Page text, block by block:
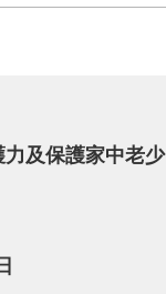
及保護家中老少